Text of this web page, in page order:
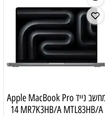
מחשב נייד Apple MacBook Pro
14 MR7K3HB/A MTL83HB/A